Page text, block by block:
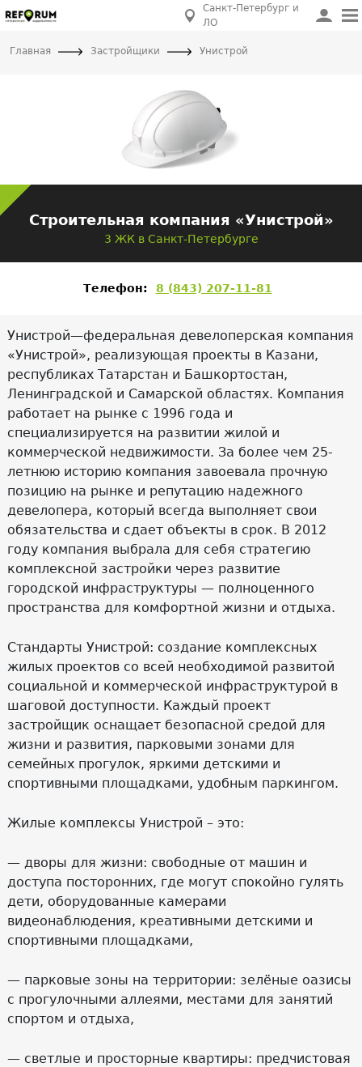
Санкт-Петербург и
ЛО
Главная Застройщики Унистрой
Строительная компания «Унистрой»
3 ЖК в Санкт-Петербурге
Телефон: 8 (843) 207-11-81
Унистрой—федеральная девелоперская компания
«Унистрой», реализующая проекты в Казани,
республиках Татарстан и Башкортостан,
Ленинградской и Самарской областях. Компания
работает на рынке с 1996 года и
специализируется на развитии жилой и
коммерческой недвижимости. За более чем 25-
летнюю историю компания завоевала прочную
позицию на рынке и репутацию надежного
девелопера, который всегда выполняет свои
обязательства и сдает объекты в срок. В 2012
году компания выбрала для себя стратегию
комплексной застройки через развитие
городской инфраструктуры — полноценного
пространства для комфортной жизни и отдыха.
Стандарты Унистрой: создание комплексных
жилых проектов со всей необходимой развитой
социальной и коммерческой инфраструктурой в
шаговой доступности. Каждый проект
застройщик оснащает безопасной средой для
жизни и развития, парковыми зонами для
семейных прогулок, яркими детскими и
спортивными площадками, удобным паркингом.
Жилые комплексы Унистрой – это:
— дворы для жизни: свободные от машин и
доступа посторонних, где могут спокойно гулять
дети, оборудованные камерами
видеонаблюдения, креативными детскими и
спортивными площадками,
— парковые зоны на территории: зелёные оазисы
с прогулочными аллеями, местами для занятий
спортом и отдыха,
— светлые и просторные квартиры: предчистовая